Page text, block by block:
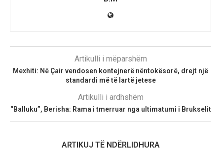
Artikulli i mëparshëm
Mexhiti: Në Çair vendosen kontejnerë nëntokësorë, drejt një
standardi më të lartë jetese
Artikulli i ardhshëm
“Balluku”, Berisha: Rama i tmerruar nga ultimatumi i Brukselit
ARTIKUJ TË NDËRLIDHURA